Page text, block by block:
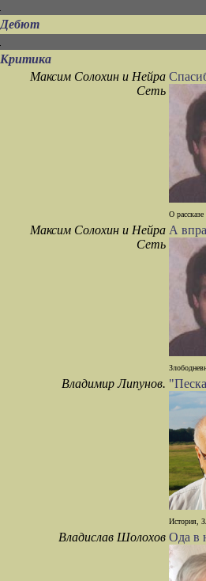
Дебют
Критика
Максим Солохин и Нейра
Сеть
О
Максим Солохин и Нейра
Сеть
А
Владимир Липунов.
История,
Владислав Шолохов Ода в